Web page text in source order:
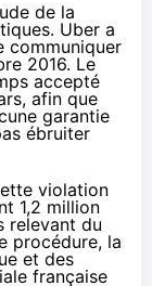
de la
Uber a
communiquer
2016. Le
accepté
afin que
garantie
ébruiter
violation
1,2 million
relevant du
procédure, la
et des
française